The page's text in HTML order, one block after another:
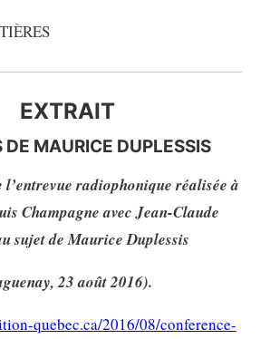
EXTRAIT
DE MAURICE DUPLESSIS
radiophonique réalisée à
Champagne avec Jean-Claude
sujet de Maurice Duplessis
23 août 2016).
quebec.ca/2016/08/conference-